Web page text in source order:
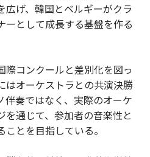
広げ、韓国とベルギーがクラ
ーとして成長する基盤を作る
際コンクールと差別化を図っ
はオーケストラとの共演決勝
伴奏ではなく、実際のオーケ
を通じて、参加者の音楽性と
とを目指している。